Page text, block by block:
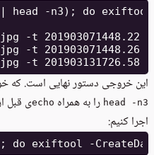
-n3); do exiftool -
-t 201903071448.22
-t 201903071448.26
این خروجی دستور نهایی است. که
head -n3 را به همراه echoی قبل
اجرا کنیم: